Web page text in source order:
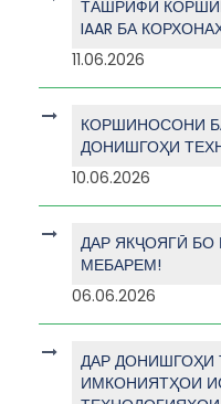
ТАШРИФИ
IAAR БА
11.06.2026
КОРШИНОСОНИ
ДОНИШГОҲИ
10.06.2026
ДАР ЯКҶОЯГӢ
МЕБАРЕМ!
06.06.2026
ДАР ДОНИШГОҲИ
ИМКОНИЯТҲОИ